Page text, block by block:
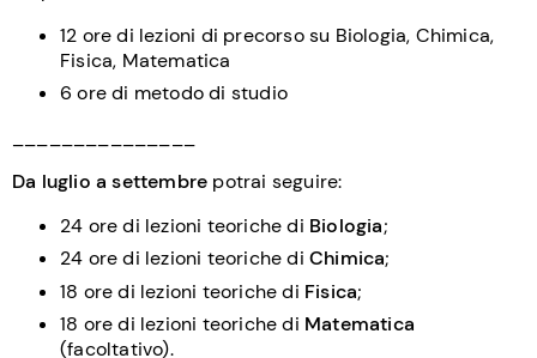
12 ore di lezioni di precorso su Biologia, Chimica,
Fisica, Matematica
6 ore di metodo di studio
Da luglio a settembre potrai seguire:
24 ore di lezioni teoriche di Biologia;
24 ore di lezioni teoriche di Chimica;
18 ore di lezioni teoriche di Fisica;
18 ore di lezioni teoriche di Matematica
(facoltativo).